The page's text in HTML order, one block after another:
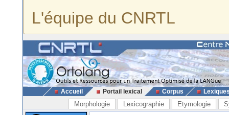
L'équipe du CNRTL
Accueil Portail lexical Corpus
Morphologie Lexicographie Etymologie